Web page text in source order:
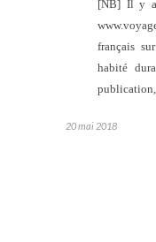
[NB] Il y a
français
habité
publication,
20 mai 2018